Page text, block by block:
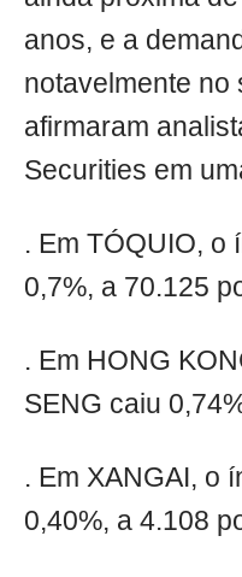
anos, e a
notavelmente no
afirmaram
Securities em
. Em TÓQUIO, o
0,7%, a 70.125
. Em HONG
SENG caiu
. Em XANGAI, o
0,40%, a 4.108